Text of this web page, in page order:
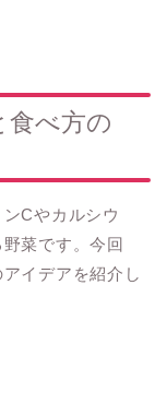
食べ方の
Cやカルシウ
菜です。今回
イデアを紹介し